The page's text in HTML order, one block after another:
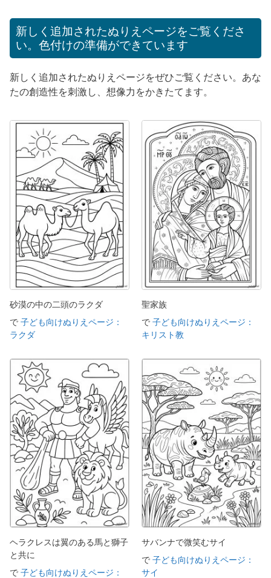
新しく追加されたぬりえページをご覧くださ
い。色付けの準備ができています
新しく追加されたぬりえページをぜひご覧ください。あな
たの創造性を刺激し、想像力をかきたてます。
砂漠の中の二頭のラクダ
で 子ども向けぬりえページ：
ラクダ
聖家族
で 子ども向けぬりえページ：
キリスト教
ヘラクレスは翼のある馬と獅子
と共に
で 子ども向けぬりえページ：
サバンナで微笑むサイ
で 子ども向けぬりえページ：
サイ